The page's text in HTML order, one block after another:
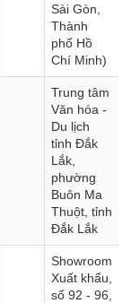
Sài Gòn,
Thành
phố Hồ
Chí Minh)
Trung tâm
Văn hóa -
Du lịch
tỉnh Đắk
Lắk,
phường
Buôn Ma
Thuột, tỉnh
Đắk Lắk
Showroom
Xuất khẩu,
số 92 - 96,